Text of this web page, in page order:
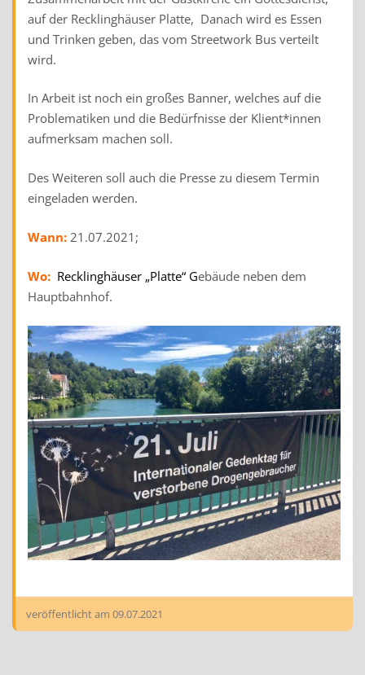
auf der Recklinghäuser Platte, Danach wird es Essen
und Trinken geben, das vom Streetwork Bus verteilt
wird.
In Arbeit ist noch ein großes Banner, welches auf die
Problematiken und die Bedürfnisse der Klient*innen
aufmerksam machen soll.
Des Weiteren soll auch die Presse zu diesem Termin
eingeladen werden.
Wann: 21.07.2021;
Wo: Recklinghäuser „Platte“ Gebäude neben dem
Hauptbahnhof.
veröffentlicht am 09.07.2021